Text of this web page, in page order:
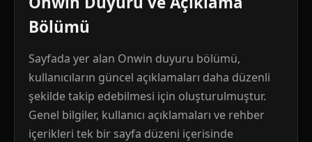
Bölümü
Sayfada yer alan Onwin duyuru bölümü,
kullanıcıların güncel açıklamaları daha düzenli
şekilde takip edebilmesi için oluşturulmuştur.
Genel bilgiler, kullanıcı açıklamaları ve rehber
içerikleri tek bir sayfa düzeni içerisinde